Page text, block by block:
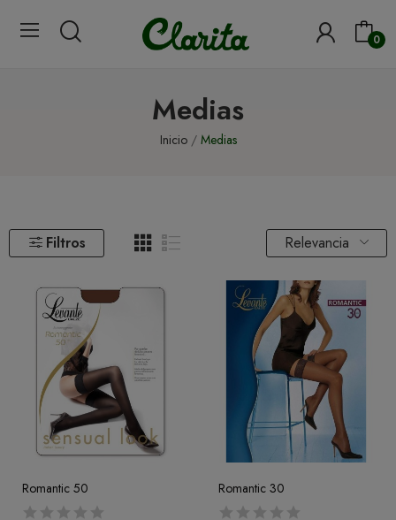
0
Medias
Inicio Medias
Filtros Relevancia
Romantic 50 Romantic 30